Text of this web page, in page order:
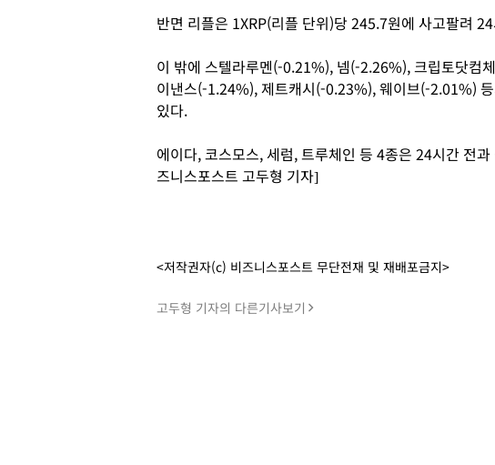
반면 리플은 1XRP(리플 단위)당 245.7원에 사고팔려
이 밖에 스텔라루멘(-0.21%), 넴(-2.26%), 크립토닷컴
이낸스(-1.24%), 제트캐시(-0.23%), 웨이브(-2.01%)
있다.
에이다, 코스모스, 세럼, 트루체인 등 4종은 24시간 전
즈니스포스트 고두형 기자]
<저작권자(c) 비즈니스포스트 무단전재 및 재배포금지>
고두형 기자의 다른기사보기